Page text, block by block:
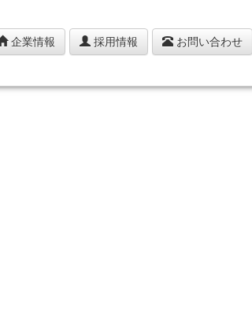
企業情報 採用情報 お問い合わせ